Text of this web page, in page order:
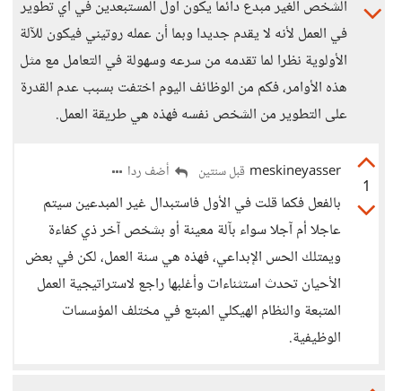
الشخص الغير مبدع دائما يكون أول المستبعدين في أي تطوير
في العمل لأنه لا يقدم جديدا وبما أن عمله روتيني فيكون للآلة
الأولوية نظرا لما تقدمه من سرعه وسهولة في التعامل مع مثل
هذه الأوامر، فكم من الوظائف اليوم اختفت بسبب عدم القدرة
على التطوير من الشخص نفسه فهذه هي طريقة العمل.
1
meskineyasser قبل سنتين أضف ردا
بالفعل فكما قلت في الأول فاستبدال غير المبدعين سيتم
عاجلا أم آجلا سواء بآلة معينة أو بشخص آخر ذي كفاءة
ويمتلك الحس الإبداعي، فهذه هي سنة العمل، لكن في بعض
الأحيان تحدث استثناءات وأغلبها راجع لاستراتيجية العمل
المتبعة والنظام الهيكلي المبتع في مختلف المؤسسات
الوظيفية.